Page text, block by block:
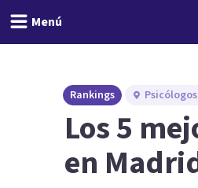
Menú
Rankings
Los 5
en